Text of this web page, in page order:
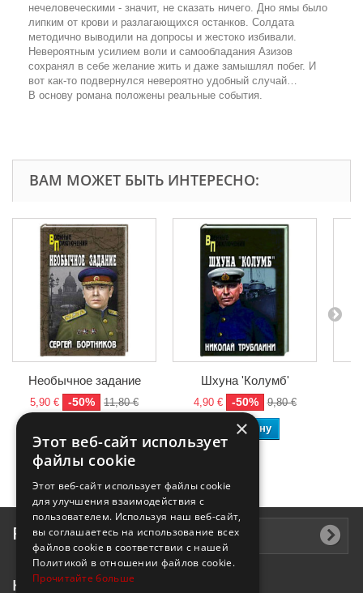
нечеловеческими - значит, не сказать ничего. Дно ямы было
липким от крови и разлагающихся останков. Солдата
методично выводили на допросы и жестоко избивали.
Невероятным усилием воли и самообладания Азизов
сохранял в себе желание жить и даже замышлял побег. И
вот как-то подвернулся невероятно удобный случай…
В основу романа положены реальные события.
ВАМ МОЖЕТ БЫТЬ ИНТЕРЕСНО:
Необычное задание
5,90 € -50% 11,80 €
Шхуна 'Колумб'
4,90 € -50% 9,80 €
В корзину
Рассылка
Контактная информация
×
Этот веб-сайт использует
файлы cookie
Этот веб-сайт использует файлы cookie
для улучшения взаимодействия с
пользователем. Используя наш веб-сайт,
вы соглашаетесь на использование всех
файлов cookie в соответствии с нашей
Политикой в ​​отношении файлов cookie.
Прочитайте больше